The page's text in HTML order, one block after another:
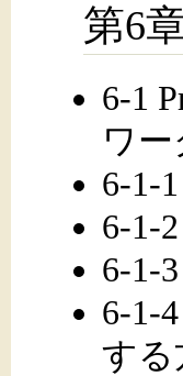
第6
6-1
ワ
6-1-
6-1-
6-1-
6-1-
する